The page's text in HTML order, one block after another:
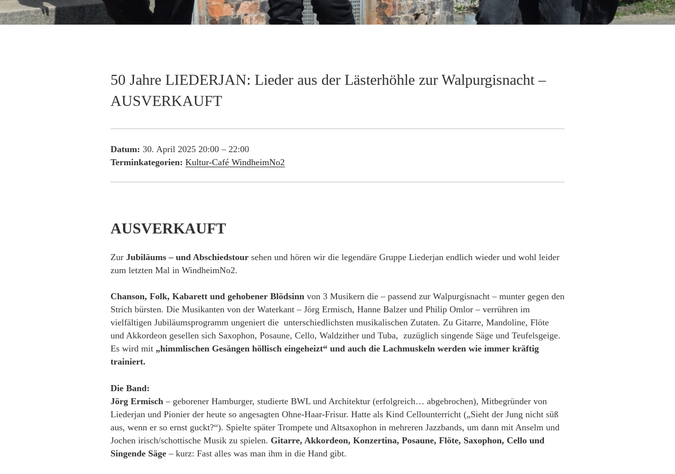
50 Jahre LIEDERJAN: Lieder aus der Lästerhöhle zur Walpurgisnacht –
AUSVERKAUFT
Datum: 30. April 2025 20:00 – 22:00
Terminkategorien: Kultur-Café WindheimNo2
AUSVERKAUFT
Zur Jubiläums – und Abschiedstour sehen und hören wir die legendäre Gruppe Liederjan endlich wieder und wohl leider
zum letzten Mal in WindheimNo2.
Chanson, Folk, Kabarett und gehobener Blödsinn von 3 Musikern die – passend zur Walpurgisnacht – munter gegen den
Strich bürsten. Die Musikanten von der Waterkant – Jörg Ermisch, Hanne Balzer und Philip Omlor – verrühren im
vielfältigen Jubiläumsprogramm ungeniert die unterschiedlichsten musikalischen Zutaten. Zu Gitarre, Mandoline, Flöte
und Akkordeon gesellen sich Saxophon, Posaune, Cello, Waldzither und Tuba, zuzüglich singende Säge und Teufelsgeige.
Es wird mit „himmlischen Gesängen höllisch eingeheizt“ und auch die Lachmuskeln werden wie immer kräftig
trainiert.
Die Band:
Jörg Ermisch – geborener Hamburger, studierte BWL und Architektur (erfolgreich… abgebrochen), Mitbegründer von
Liederjan und Pionier der heute so angesagten Ohne-Haar-Frisur. Hatte als Kind Cellounterricht („Sieht der Jung nicht süß
aus, wenn er so ernst guckt?“). Spielte später Trompete und Altsaxophon in mehreren Jazzbands, um dann mit Anselm und
Jochen irisch/schottische Musik zu spielen. Gitarre, Akkordeon, Konzertina, Posaune, Flöte, Saxophon, Cello und
Singende Säge – kurz: Fast alles was man ihm in die Hand gibt.